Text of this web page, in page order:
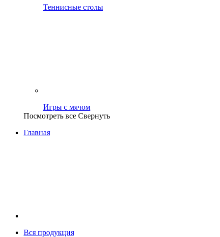
Теннисные столы
Игры с мячом
Посмотреть все Свернуть
Главная
Вся продукция